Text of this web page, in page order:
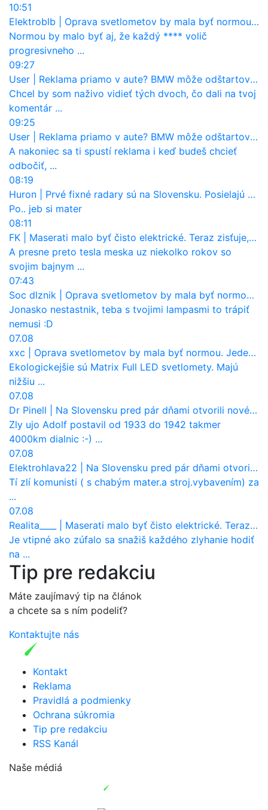
10:51
Elektroblb
Oprava svetlometov by mala byť normou. Jeden nový dnes stojí priemerne 1251 eur!
Normou by malo byť aj, že každý **** volič
progresivneho ...
09:27
User
Reklama priamo v aute? BMW môže odštartovať nový trend
Chcel by som naživo vidieť tých dvoch, čo dali na tvoj
komentár ...
09:25
User
Reklama priamo v aute? BMW môže odštartovať nový trend
A nakoniec sa ti spustí reklama i keď budeš chcieť
odbočiť, ...
08:19
Huron
Prvé fixné radary sú na Slovensku. Posielajú už pokuty? Ukáže ich Waze?
Po.. jeb si mater
08:11
FK
Maserati malo byť čisto elektrické. Teraz zisťuje, že potrebuje nový osemvalcový motor
A presne preto tesla meska uz niekolko rokov so
svojim bajnym ...
07:43
Soc dlznik
Oprava svetlometov by mala byť normou. Jeden nový dnes stojí priemerne 1251 eur!
Jonasko nestastnik, teba s tvojimi lampasmi to trápiť
nemusi :D
07.08
xxc
Oprava svetlometov by mala byť normou. Jeden nový dnes stojí priemerne 1251 eur!
Ekologickejšie sú Matrix Full LED svetlomety. Majú
nižšiu ...
07.08
Dr Pinell
Na Slovensku pred pár dňami otvorili nové mosty, ktoré to sú?
Zly ujo Adolf postavil od 1933 do 1942 takmer
4000km dialnic :-) ...
07.08
Elektrohlava22
Na Slovensku pred pár dňami otvorili nové mosty, ktoré to sú?
Tí zlí komunisti ( s chabým mater.a stroj.vybavením) za
...
07.08
Realita____
Maserati malo byť čisto elektrické. Teraz zisťuje, že potrebuje nový osemvalcový motor
Je vtipné ako zúfalo sa snažiš každého zlyhanie hodiť
na ...
Tip pre redakciu
Máte zaujímavý tip na článok
a chcete sa s ním podeliť?
Kontaktujte nás
Kontakt
Reklama
Pravidlá a podmienky
Ochrana súkromia
Tip pre redakciu
RSS Kanál
Naše médiá